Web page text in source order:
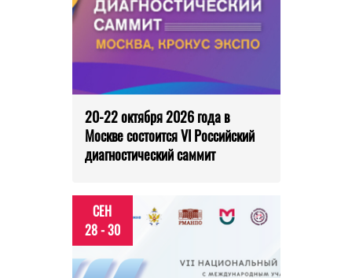
20-22 октября 2026 года в
Москве состоится VI Российский
диагностический саммит
СЕН
28 - 30